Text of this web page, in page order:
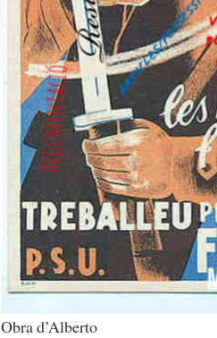
Obra d’Alberto